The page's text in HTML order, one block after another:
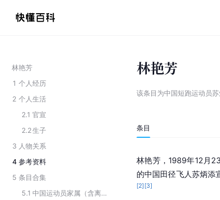
林艳芳
1 个人经历
2 个人生活
2.1 官宣
2.2生子
3 人物关系
4 参考资料
5 条目合集
5.1
中国运动员家属（含离异）
林艳芳
该条目为中国短跑运动员
条目
林艳芳，1989年12月
的中国田径飞人 苏炳添
[2] [3]